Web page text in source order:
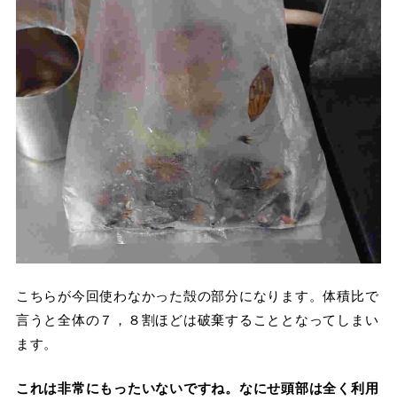
こちらが今回使わなかった殻の部分になります。体積比で
言うと全体の７，８割ほどは破棄することとなってしまい
ます。
これは非常にもったいないですね。なにせ頭部は全く利用